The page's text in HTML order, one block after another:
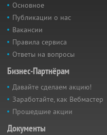
Основное
Публикации о нас
Вакансии
Правила сервиса
Ответы на вопросы
Бизнес-Партнёрам
Давайте сделаем акцию!
Заработайте, как Вебмастер
Прошедшие акции
Документы